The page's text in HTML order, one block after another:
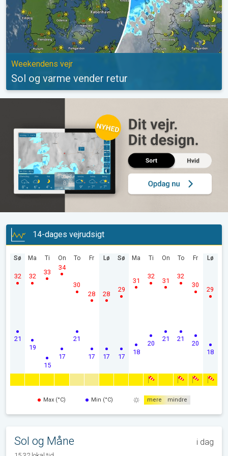
Weekendens vejr
Sol og varme vender retur
14-dages vejrudsigt
Sø
21
32
Ma
19
32
Ti
15
33
On
17
34
To
21
30
Fr
17
28
Lø
17
28
Sø
17
29
Ma
18
31
Ti
20
32
On
21
31
To
21
32
Fr
20
30
Lø
18
29
Max (°C) Min (°C) mere mindre
Sol og Måne i dag